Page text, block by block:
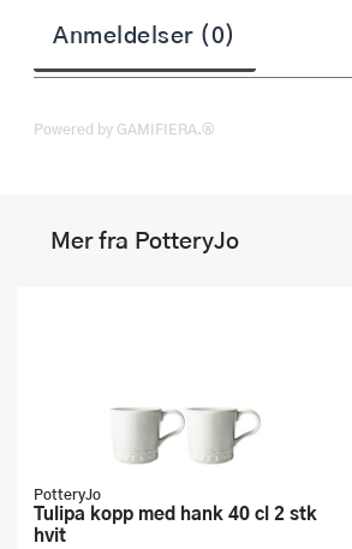
Anmeldelser (0)
Powered by GAMIFIERA.®
Mer fra PotteryJo
PotteryJo
Tulipa kopp med hank 40 cl 2 stk
hvit